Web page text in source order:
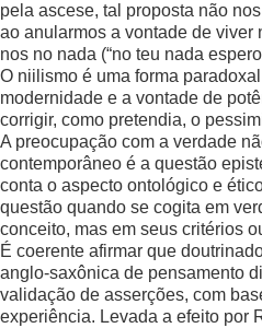
pela ascese, tal proposta não
ao anularmos a vontade de viver
nos no nada (“no teu nada
O niilismo é uma forma
modernidade e a vontade de
corrigir, como pretendia, o
A preocupação com a verdade
contemporâneo é a questão
conta o aspecto ontológico e
questão quando se cogita em
conceito, mas em seus critérios
É coerente afirmar que
anglo-saxônica de pensamento
validação de asserções, com
experiência. Levada a efeito por